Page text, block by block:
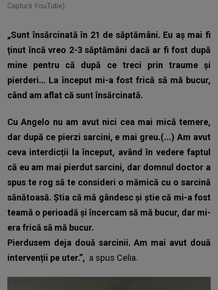
Captură YouTube)
„Sunt însărcinată în 21 de săptămâni. Eu aș mai fi
ținut încă vreo 2-3 săptămâni dacă ar fi fost după
mine pentru că după ce treci prin traume și
pierderi… La început mi-a fost frică să mă bucur,
când am aflat că sunt însărcinată.
Cu Angelo nu am avut nici cea mai mică temere,
dar după ce pierzi sarcini, e mai greu.(...) Am avut
ceva interdicții la început, având în vedere faptul
că eu am mai pierdut sarcini, dar domnul doctor a
spus te rog să te consideri o mămică cu o sarcină
sănătoasă. Știa că mă gândesc și știe că mi-a fost
teamă o perioadă și încercam să mă bucur, dar mi-
era frică să mă bucur.
Pierdusem deja două sarcinii. Am mai avut două
intervenții pe uter.”, a spus Celia.